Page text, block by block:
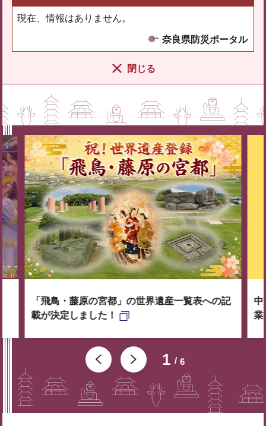
現在、情報はありません。
奈良県防災ポータル
閉じる
1 6
「飛鳥・藤原の宮都」の世界遺産一覧表への記
載が決定しました！
中
業